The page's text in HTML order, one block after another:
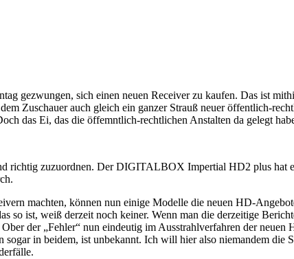
gezwungen, sich einen neuen Receiver zu kaufen. Das ist
Zuschauer auch gleich ein ganzer Strauß neuer öffentlich-
das Ei, das die öffemntlich-rechtlichen Anstalten da gelegt
richtig zuzuordnen. Der DIGITALBOX Impertial HD2 plus hat
machten, können nun einige Modelle die neuen HD-
ist, weiß derzeit noch keiner. Wenn man die derzeitige
der „Fehler“ nun eindeutig im Ausstrahlverfahren der neuen
in beidem, ist unbekannt. Ich will hier also niemandem die